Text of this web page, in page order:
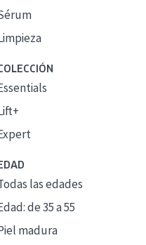
las edades
de 35 a 55
madura